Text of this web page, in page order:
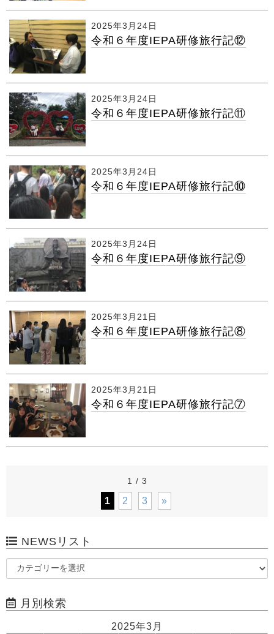
2025年3月24日
令和６年度IEPA研修旅行記⑫
2025年3月24日
令和６年度IEPA研修旅行記⑪
2025年3月24日
令和６年度IEPA研修旅行記⑩
2025年3月24日
令和６年度IEPA研修旅行記⑨
2025年3月21日
令和６年度IEPA研修旅行記⑧
2025年3月21日
令和６年度IEPA研修旅行記⑦
1 / 3
1 2 3 »
NEWSリスト
月別検索
2025年3月